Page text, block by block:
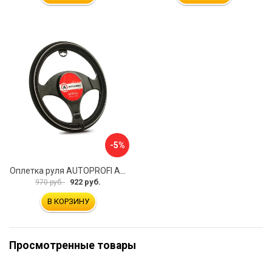
-5%
970 руб. 922 руб.
В КОРЗИНУ
Просмотренные товары